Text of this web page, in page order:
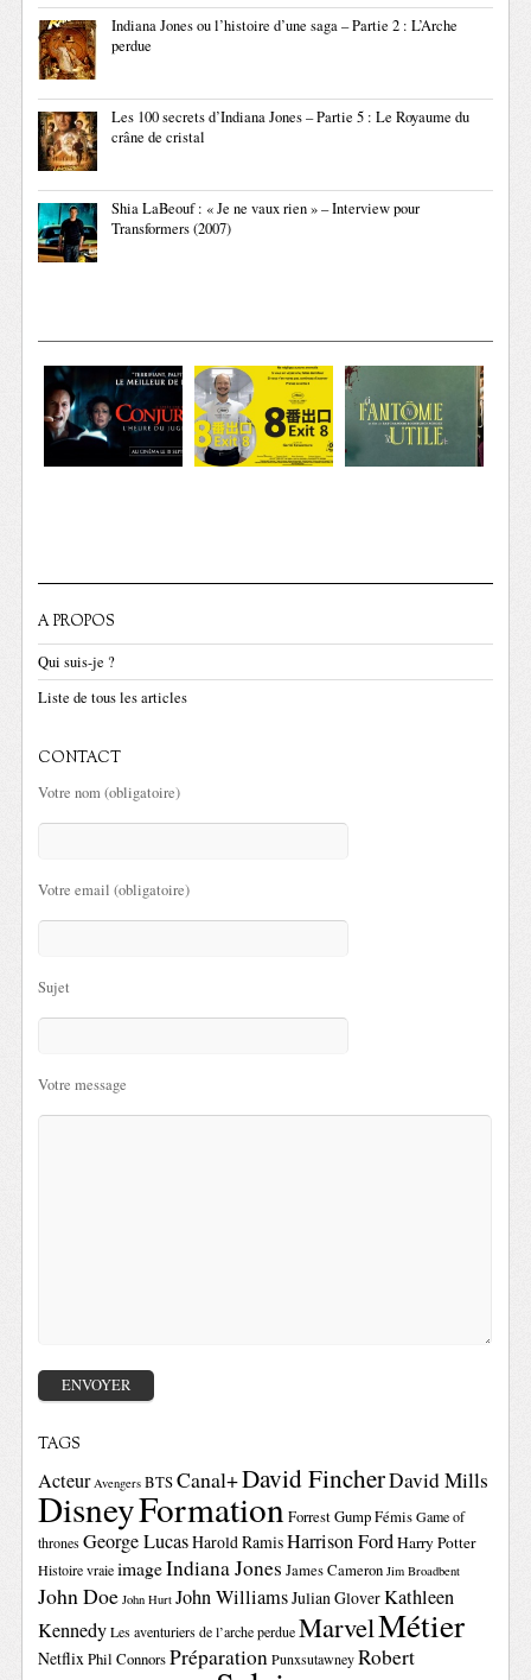
Indiana Jones ou l’histoire d’une saga – Partie 2 : L’Arche
perdue
Les 100 secrets d’Indiana Jones – Partie 5 : Le Royaume du
crâne de cristal
Shia LaBeouf : « Je ne vaux rien » – Interview pour
Transformers (2007)
A PROPOS
Qui suis-je ?
Liste de tous les articles
CONTACT
Votre nom (obligatoire)
Votre email (obligatoire)
Sujet
Votre message
TAGS
Acteur Avengers BTSCanal+David FincherDavid Mills
DisneyFormationForrest GumpFémis Game of
thrones George LucasHarold RamisHarrison FordHarry Potter
Histoire vraie imageIndiana Jones James Cameron Jim Broadbent
John Doe John Hurt John WilliamsJulian GloverKathleen
Kennedy Les aventuriers de l’arche perdue MarvelMétier
NetflixPhil ConnorsPréparation Punxsutawney Robert